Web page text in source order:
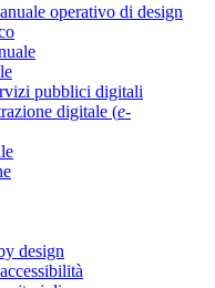
operativo di design
pubblici digitali
digitale (e-
design